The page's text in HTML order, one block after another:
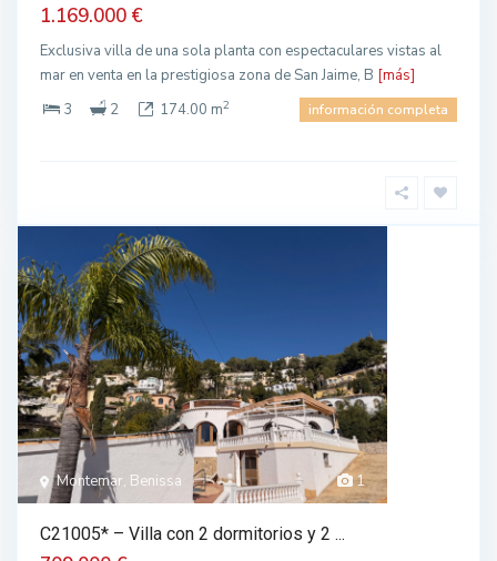
1.169.000 €
Exclusiva villa de una sola planta con espectaculares vistas al
mar en venta en la prestigiosa zona de San Jaime, B [más]
3
2 174.00 m2 información completa
1
Montemar, Benissa
C21005* – Villa con 2 dormitorios y 2 ...